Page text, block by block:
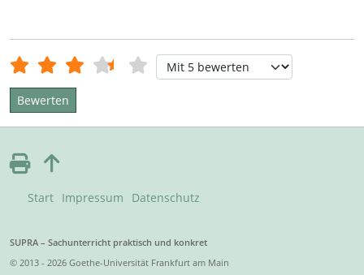
Bewertung: / 5 Bitte bewerten
Start Impressum Datenschutz
SUPRA – Sachunterricht praktisch und konkret
© 2013 - 2026 Goethe-Universität Frankfurt am Main